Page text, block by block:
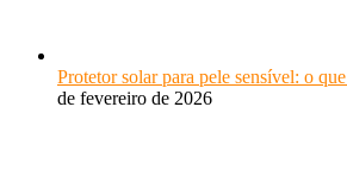
Protetor solar para pele sensível: o
de fevereiro de 2026